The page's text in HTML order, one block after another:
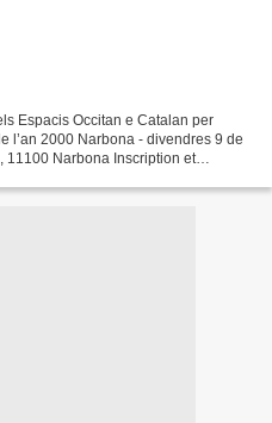
Espacis Occitan e Catalan per
l’an 2000 Narbona - divendres 9 de
11100 Narbona Inscription et